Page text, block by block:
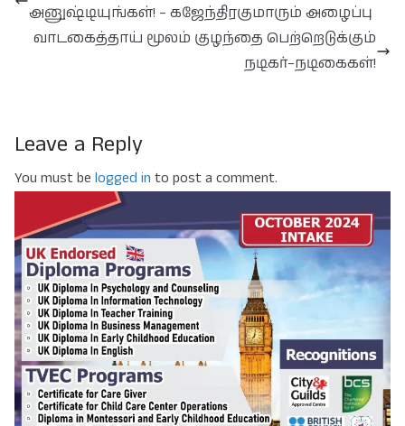
அனுஷ்டியுங்கள்! – கஜேந்திரகுமாரும் அழைப்பு
வாடகைத்தாய் மூலம் குழந்தை பெற்றெடுக்கும்
நடிகர்–நடிகைகள்!
Leave a Reply
You must be logged in to post a comment.